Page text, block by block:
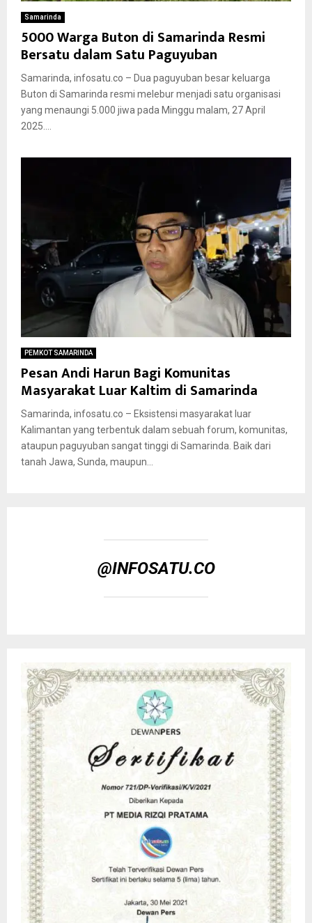
Samarinda
5000 Warga Buton di Samarinda Resmi
Bersatu dalam Satu Paguyuban
Samarinda, infosatu.co – Dua paguyuban besar keluarga
Buton di Samarinda resmi melebur menjadi satu organisasi
yang menaungi 5.000 jiwa pada Minggu malam, 27 April
2025....
PEMKOT SAMARINDA
Pesan Andi Harun Bagi Komunitas
Masyarakat Luar Kaltim di Samarinda
Samarinda, infosatu.co – Eksistensi masyarakat luar
Kalimantan yang terbentuk dalam sebuah forum, komunitas,
ataupun paguyuban sangat tinggi di Samarinda. Baik dari
tanah Jawa, Sunda, maupun...
@INFOSATU.CO